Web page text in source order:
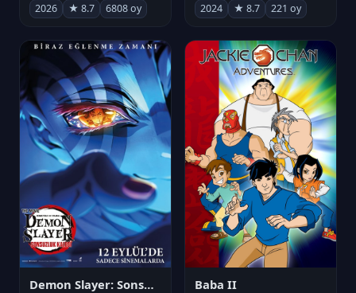
2026 ★ 8.7 6808 oy 2024 ★ 8.7 221 oy
Demon Slayer: Sonsuzluk Kalesi Baba II